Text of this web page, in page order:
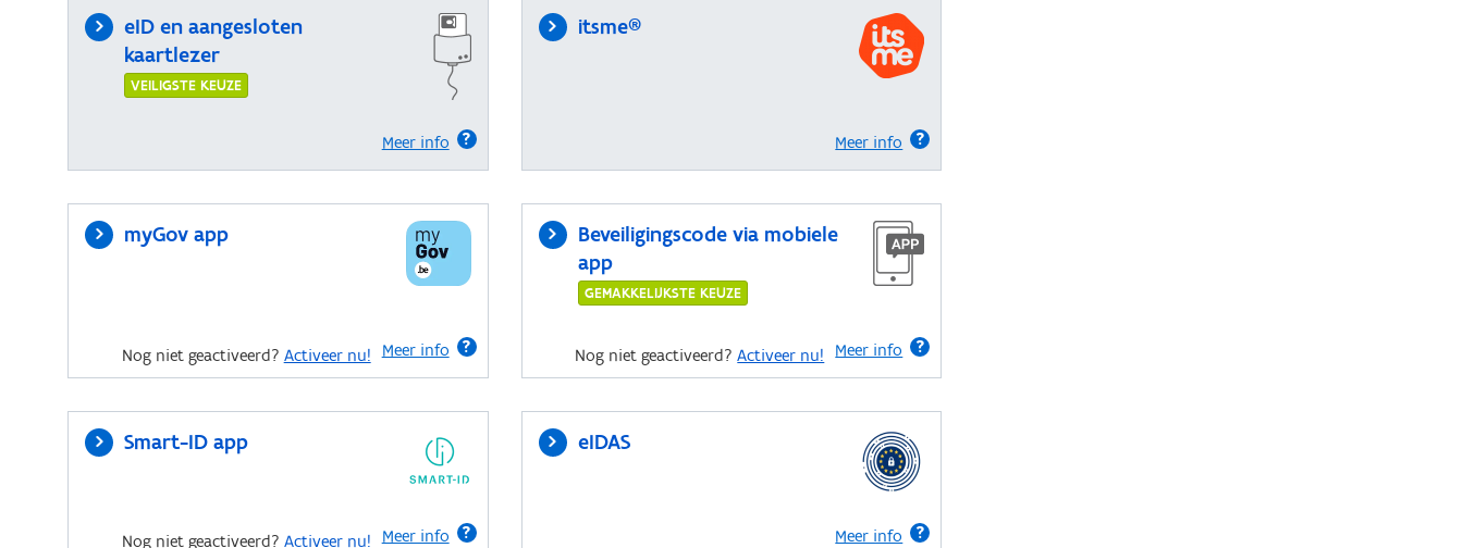
eID en aangesloten
kaartlezer
VEILIGSTE KEUZE
Meer info
itsme®
Meer info
myGov app
Meer info
Nog niet geactiveerd? Activeer nu!
Beveiligingscode via mobiele
app
GEMAKKELIJKSTE KEUZE
Meer info
Nog niet geactiveerd?Activeer nu!
Smart-ID app
Meer info
Nog niet geactiveerd? Activeer nu!
eIDAS
Meer info